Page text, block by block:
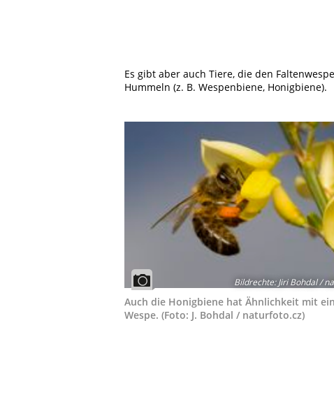
Es gibt aber auch Tiere, die den
Hummeln (z. B. Wespenbiene, Honigbiene).
Bildrechte:Jiri Bohdal /
Auch die Honigbiene hat Ähnlichkeit mit
Wespe. (Foto: J. Bohdal / naturfoto.cz)